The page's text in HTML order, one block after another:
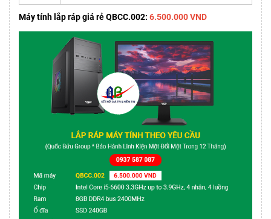
Máy tính lắp ráp giá rẻ QBCC.002: 6.500.000 VND